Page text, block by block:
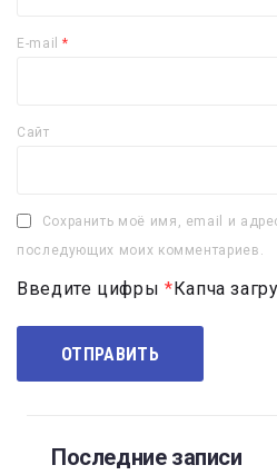
E-mail*
Сайт
Сохранить моё имя, email и
последующих моих комментариев.
Введите цифры *Капча
Последние записи